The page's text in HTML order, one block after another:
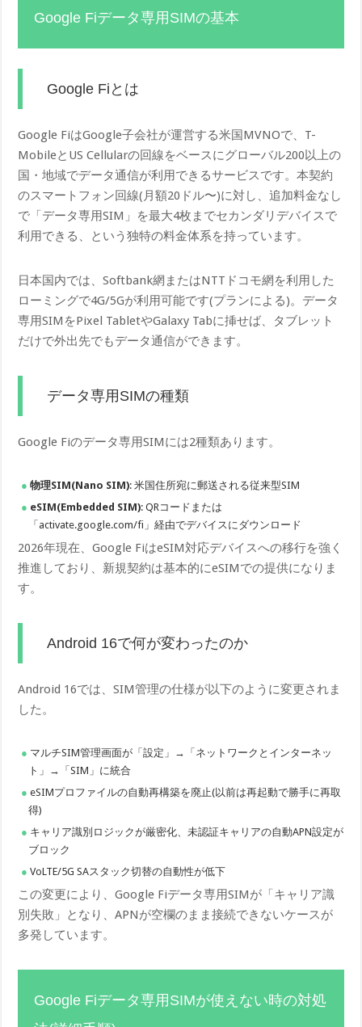
Google Fiデータ専用SIMの基本
Google Fiとは
Google FiはGoogle子会社が運営する米国MVNOで、T-
MobileとUS Cellularの回線をベースにグローバル200以上の
国・地域でデータ通信が利用できるサービスです。本契約
のスマートフォン回線(月額20ドル〜)に対し、追加料金なし
で「データ専用SIM」を最大4枚までセカンダリデバイスで
利用できる、という独特の料金体系を持っています。
日本国内では、Softbank網またはNTTドコモ網を利用した
ローミングで4G/5Gが利用可能です(プランによる)。データ
専用SIMをPixel TabletやGalaxy Tabに挿せば、タブレット
だけで外出先でもデータ通信ができます。
データ専用SIMの種類
Google Fiのデータ専用SIMには2種類あります。
物理SIM(Nano SIM): 米国住所宛に郵送される従来型SIM
eSIM(Embedded SIM): QRコードまたは
「activate.google.com/fi」経由でデバイスにダウンロード
2026年現在、Google FiはeSIM対応デバイスへの移行を強く
推進しており、新規契約は基本的にeSIMでの提供になりま
す。
Android 16で何が変わったのか
Android 16では、SIM管理の仕様が以下のように変更されま
した。
マルチSIM管理画面が「設定」→「ネットワークとインターネッ
ト」→「SIM」に統合
eSIMプロファイルの自動再構築を廃止(以前は再起動で勝手に再取
得)
キャリア識別ロジックが厳密化、未認証キャリアの自動APN設定が
ブロック
VoLTE/5G SAスタック切替の自動性が低下
この変更により、Google Fiデータ専用SIMが「キャリア識
別失敗」となり、APNが空欄のまま接続できないケースが
多発しています。
Google Fiデータ専用SIMが使えない時の対処